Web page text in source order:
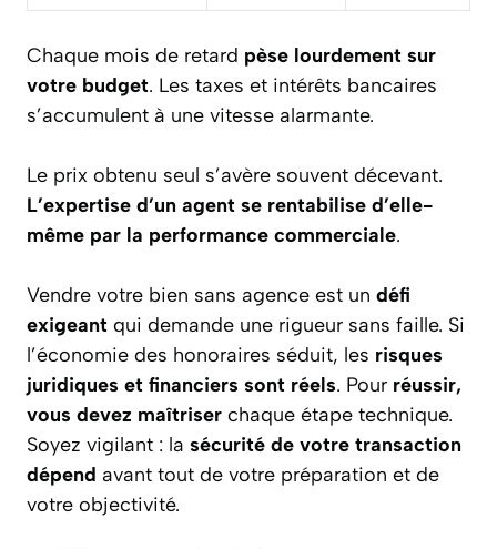
Chaque mois de retard pèse lourdement sur
votre budget. Les taxes et intérêts bancaires
s’accumulent à une vitesse alarmante.
Le prix obtenu seul s’avère souvent décevant.
L’expertise d’un agent se rentabilise d’elle-
même par la performance commerciale.
Vendre votre bien sans agence est un défi
exigeant qui demande une rigueur sans faille. Si
l’économie des honoraires séduit, les risques
juridiques et financiers sont réels. Pour réussir,
vous devez maîtriser chaque étape technique.
Soyez vigilant : la sécurité de votre transaction
dépend avant tout de votre préparation et de
votre objectivité.